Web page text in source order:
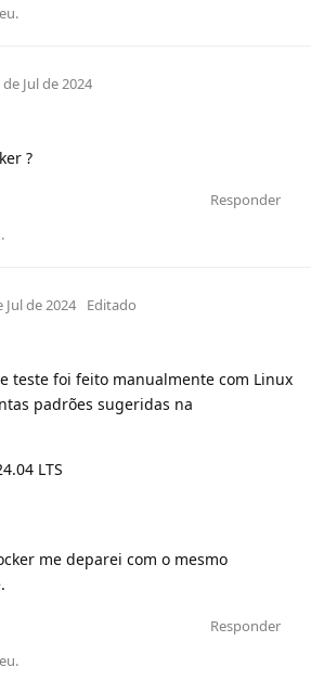
.
de Jul de 2024
?
Responder
.
Jul de 2024 Editado
teste foi feito manualmente com Linux
padrões sugeridas na
LTS
me deparei com o mesmo
Responder
.